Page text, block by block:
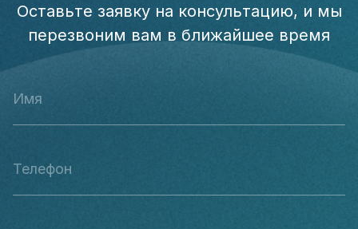
Оставьте заявку на консультацию, и мы
перезвоним вам в ближайшее время